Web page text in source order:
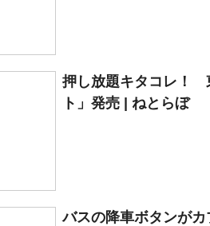
押し放題キタコレ！
ト」発売 | ねとらぼ
バスの降車ボタンが